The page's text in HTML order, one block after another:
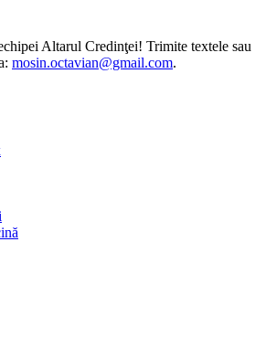
Altarul Credinţei! Trimite textele sau
mosin.octavian@gmail.com.